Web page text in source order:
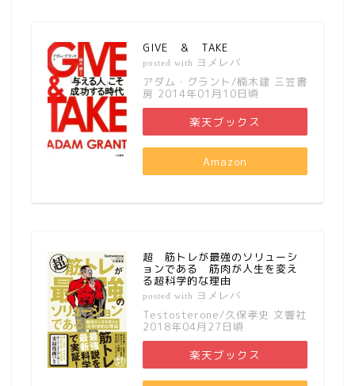
GIVE ＆ TAKE
posted with ヨメレバ
アダム・グラント/楠木建 三笠書
房 2014年01月10日頃
楽天ブックス
Amazon
超 筋トレが最強のソリューシ
ョンである 筋肉が人生を変え
る超科学的な理由
posted with ヨメレバ
Testosterone/久保孝史 文響社
2018年04月27日頃
楽天ブックス